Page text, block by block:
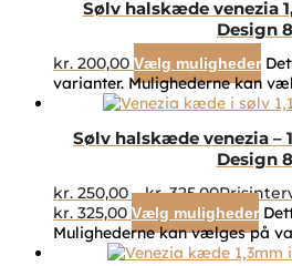
Sølv halskæde venezia
Design
kr. 200,00 Vælg muligheder
varianter. Mulighederne kan
Sølv halskæde venezia –
Design
kr. 250,00 – kr.325,00
kr. 325,00 Vælg muligheder
Mulighederne kan vælges på